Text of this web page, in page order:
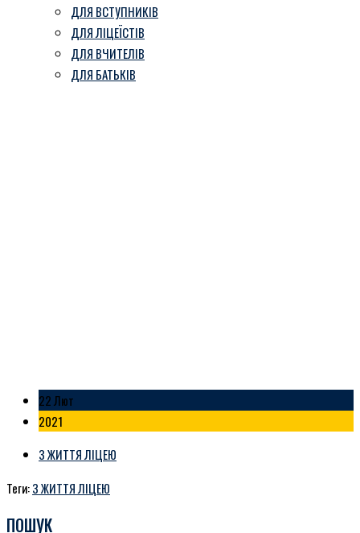
ДЛЯ ВСТУПНИКІВ
ДЛЯ ЛІЦЕЇСТІВ
ДЛЯ ВЧИТЕЛІВ
ДЛЯ БАТЬКІВ
22 Лют
2021
З ЖИТТЯ ЛІЦЕЮ
Теги:З ЖИТТЯ ЛІЦЕЮ
ПОШУК